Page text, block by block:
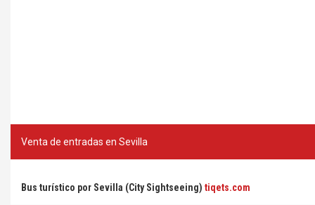
Venta de entradas en Sevilla
Bus turístico por Sevilla (City Sightseeing) tiqets.com